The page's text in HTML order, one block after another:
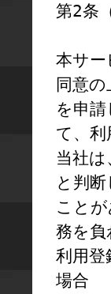
第2条
本サー
同意
を申
て、
当社
と判
こと
務を負
利用登
場合